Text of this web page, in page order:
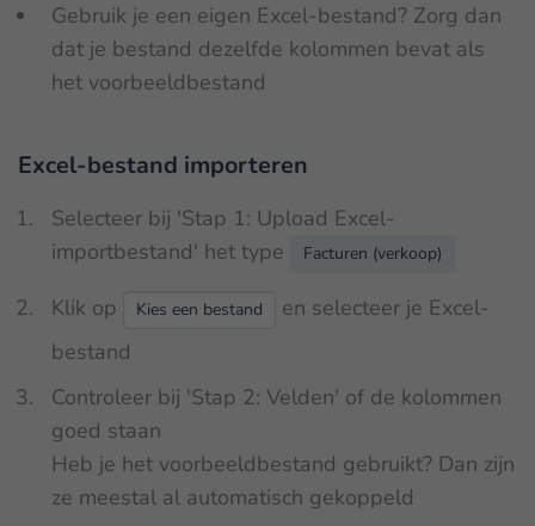
Gebruik je een eigen Excel-bestand? Zorg dan
dat je bestand dezelfde kolommen bevat als
het voorbeeldbestand
Excel-bestand importeren
Selecteer bij 'Stap 1: Upload Excel-
importbestand' het type
Facturen (verkoop)
Klik op Kies een bestand
en selecteer je Excel-
bestand
Controleer bij 'Stap 2: Velden' of de kolommen
goed staan
Heb je het voorbeeldbestand gebruikt? Dan zijn
ze meestal al automatisch gekoppeld